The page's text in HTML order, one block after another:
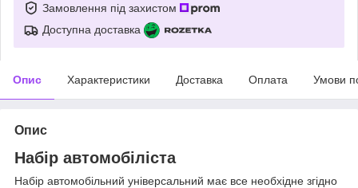
Замовлення під захистом
Доступна доставка
Опис Характеристики Доставка Оплата Умови
Опис
Набір автомобіліста
Набір автомобільний універсальний має все необхідне згідно